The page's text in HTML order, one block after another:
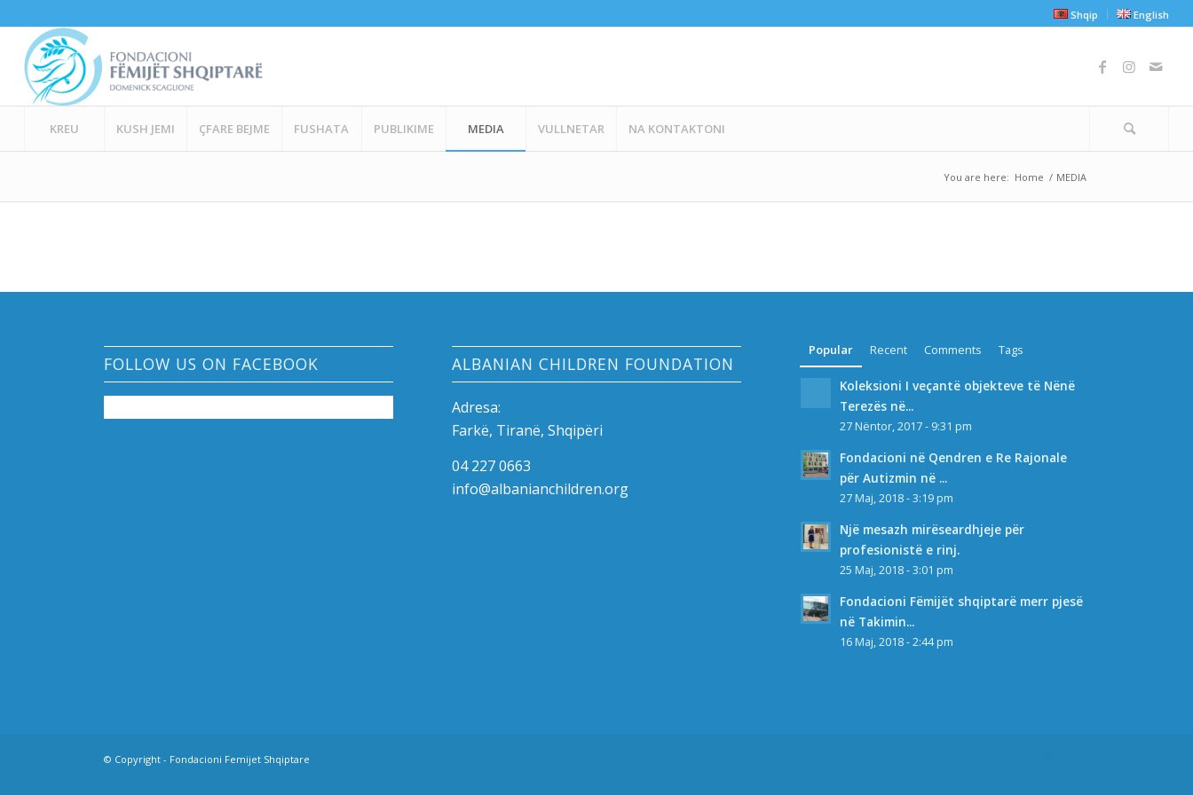
Shqip English
KREU KUSH JEMI ÇFARE BEJME FUSHATA PUBLIKIME MEDIA VULLNETAR NA KONTAKTONI
You are here: Home / MEDIA
FOLLOW US ON FACEBOOK ALBANIAN CHILDREN FOUNDATION
Adresa:
Farkë, Tiranë, Shqipëri
04 227 0663
info@albanianchildren.org
Popular Recent Comments Tags
Koleksioni I veçantë objekteve të Nënë
Terezës në...
27 Nëntor, 2017 - 9:31 pm
Fondacioni në Qendren e Re Rajonale
për Autizmin në ...
27 Maj, 2018 - 3:19 pm
Një mesazh mirëseardhjeje për
profesionistë e rinj.
25 Maj, 2018 - 3:01 pm
Fondacioni Fëmijët shqiptarë merr pjesë
në Takimin...
16 Maj, 2018 - 2:44 pm
© Copyright - Fondacioni Femijet Shqiptare